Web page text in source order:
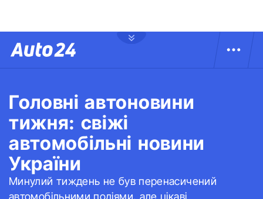
Головні автоновини
тижня: свіжі
автомобільні новини
України
Минулий тиждень не був перенасичений
автомобільними подіями, але цікаві